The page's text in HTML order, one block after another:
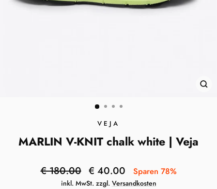
VEJA
MARLIN V-KNIT chalk white | Veja
Normaler
€ 180.00 Sonderpreis
€ 40.00 Sparen 78%
inkl. MwSt. zzgl. Versandkosten